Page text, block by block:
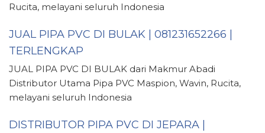
Rucita, melayani seluruh Indonesia
JUAL PIPA PVC DI BULAK | 081231652266 |
TERLENGKAP
JUAL PIPA PVC DI BULAK dari Makmur Abadi
Distributor Utama Pipa PVC Maspion, Wavin, Rucita,
melayani seluruh Indonesia
DISTRIBUTOR PIPA PVC DI JEPARA |